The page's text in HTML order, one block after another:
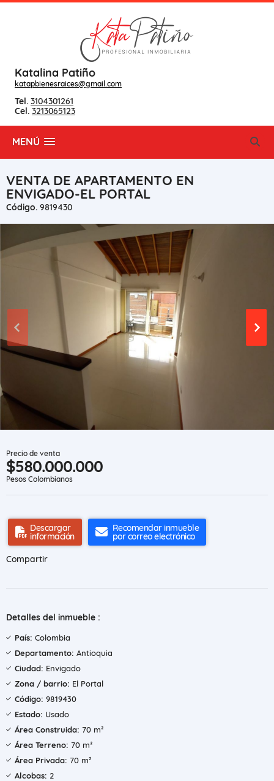
Katalina Patiño
katapbienesraices@gmail.com
Tel. 3104301261
Cel. 3213065123
MENÚ
VENTA DE APARTAMENTO EN
ENVIGADO-EL PORTAL
Código. 9819430
Precio de venta
$580.000.000
Pesos Colombianos
Descargar
información
Recomendar inmueble
por correo electrónico
Compartir
Detalles del inmueble :
País: Colombia
Departamento: Antioquia
Ciudad: Envigado
Zona / barrio: El Portal
Código: 9819430
Estado: Usado
Área Construida: 70 m²
Área Terreno: 70 m²
Área Privada: 70 m²
Alcobas: 2